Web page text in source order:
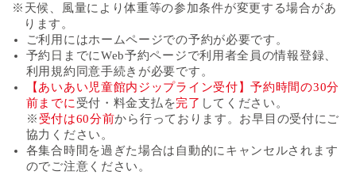
※天候、風量により体重等の参加条件が変更する場合があ
ります。
ご利用にはホームページでの予約が必要です。
予約日までにWeb予約ページで利用者全員の情報登録、
利用規約同意手続きが必要です。
【あいあい児童館内ジップライン受付】予約時間の30分
前までに受付・料金支払を完了 してください。
※ 受付は60分前から行っております。お早目の受付にご
協力ください。
各集合時間を過ぎた場合は自動的にキャンセルされます
のでご注意ください。